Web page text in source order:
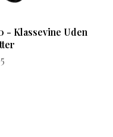
- Klassevine Uden